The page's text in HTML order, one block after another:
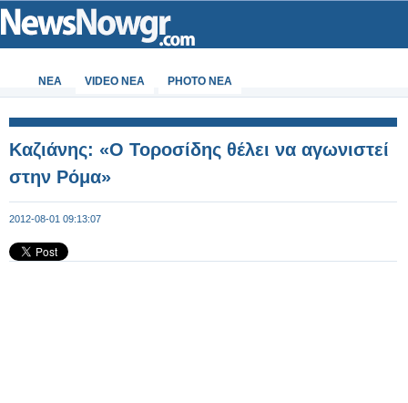
ΝΕΑ VIDEO NEA PHOTO NEA
Καζιάνης: «Ο Τοροσίδης θέλει να αγωνιστεί
στην Ρόμα»
2012-08-01 09:13:07